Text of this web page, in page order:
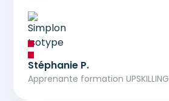
Stéphanie P.
Apprenante formation UPSKILLING